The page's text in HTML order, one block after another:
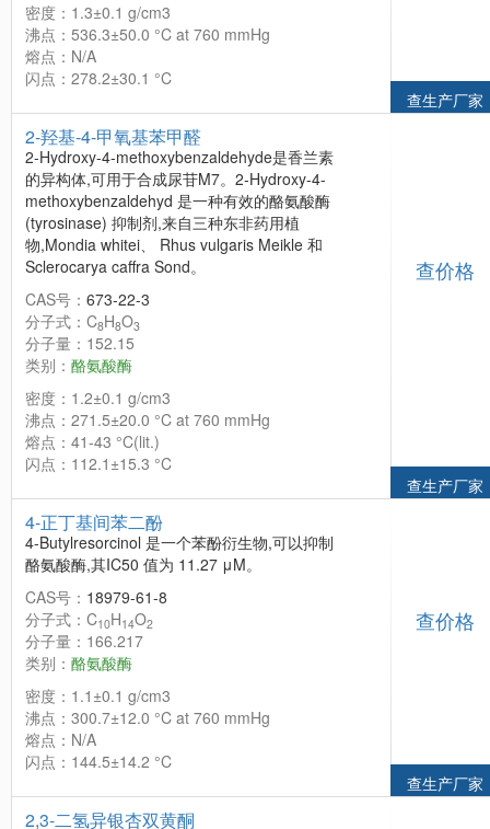
密度：1.3±0.1 g/cm3
沸点：536.3±50.0 °C at 760 mmHg
熔点：N/A
闪点：278.2±30.1 °C
查生产厂家
2-羟基-4-甲氧基苯甲醛
2-Hydroxy-4-methoxybenzaldehyde是香兰素
的异构体,可用于合成尿苷M7。2-Hydroxy-4-
methoxybenzaldehyd 是一种有效的酪氨酸酶
(tyrosinase) 抑制剂,来自三种东非药用植
物,Mondia whitei、 Rhus vulgaris Meikle 和
Sclerocarya caffra Sond。
CAS号： 673-22-3
分子式：C8H8O3
分子量：152.15
类别： 酪氨酸酶
密度：1.2±0.1 g/cm3
沸点：271.5±20.0 °C at 760 mmHg
熔点：41-43 °C(lit.)
闪点：112.1±15.3 °C
查价格
查生产厂家
4-正丁基间苯二酚
4-Butylresorcinol 是一个苯酚衍生物,可以抑制
酪氨酸酶,其IC50 值为 11.27 μM。
CAS号： 18979-61-8
分子式：C10H14O2
分子量：166.217
类别： 酪氨酸酶
密度：1.1±0.1 g/cm3
沸点：300.7±12.0 °C at 760 mmHg
熔点：N/A
闪点：144.5±14.2 °C
查价格
查生产厂家
2,3-二氢异银杏双黄酮